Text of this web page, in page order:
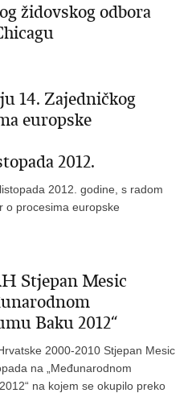
židovskog odbora
14. Zajedničkog
europske
2012.
2012. godine, s radom
o procesima europske
Stjepan Mesic
Baku 2012“
2000-2010 Stjepan Mesic
na „Međunarodnom
na kojem se okupilo preko